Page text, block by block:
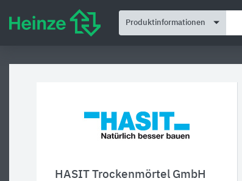
Produktinformationen
HASIT Trockenmörtel GmbH